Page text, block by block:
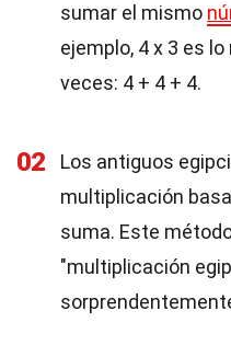
sumar el mismo
ejemplo, 4 x 3 es
veces: 4 + 4 + 4.
02
Los antiguos
multiplicación
suma. Este
"multiplicación